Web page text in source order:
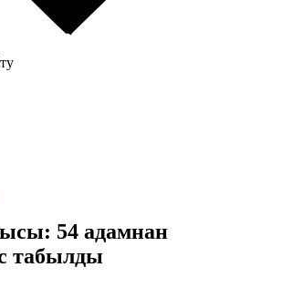
54 адамнан
табылды